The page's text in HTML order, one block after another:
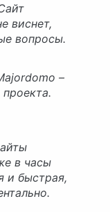
виснет,
вопросы.
–
в часы
и быстрая,